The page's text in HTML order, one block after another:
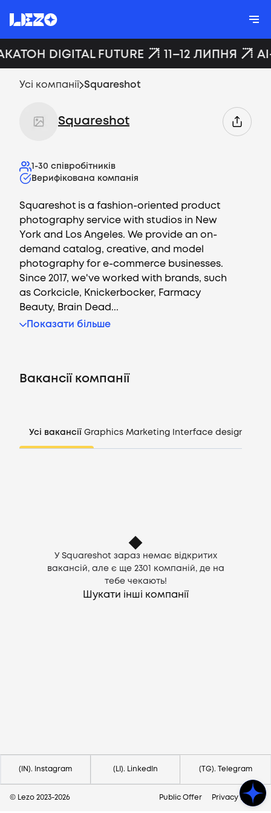
UA
DIGITAL FUTURE 11–12 ЛИПНЯ
Усі компанії Squareshot
Squareshot
1-30 співробітників
Верифікована компанія
Squareshot is a fashion-oriented product
photography service with studios in New
York and Los Angeles. We provide an on-
demand catalog, creative, and model
photography for e-commerce businesses.
Since 2017, we've worked with brands, such
as Corkcicle, Knickerbocker, Farmacy
Beauty, Brain Dead...
Показати більше
Вакансії компанії
Усі вакансії Graphics Marketing Interface design
У Squareshot зараз немає відкритих
вакансій, але є ще 2301
компаній, де на
тебе чекають!
Шукати інші компанії
(IN). Instagram (LI). LinkedIn (TG). Telegram
© Lezo 2023-2026 Public Offer Privacy Policy